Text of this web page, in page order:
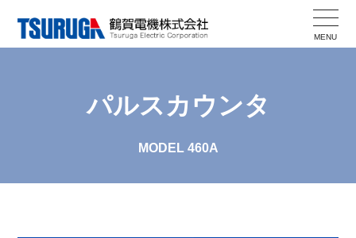
content
MENU
パルスカウンタ
MODEL 460A